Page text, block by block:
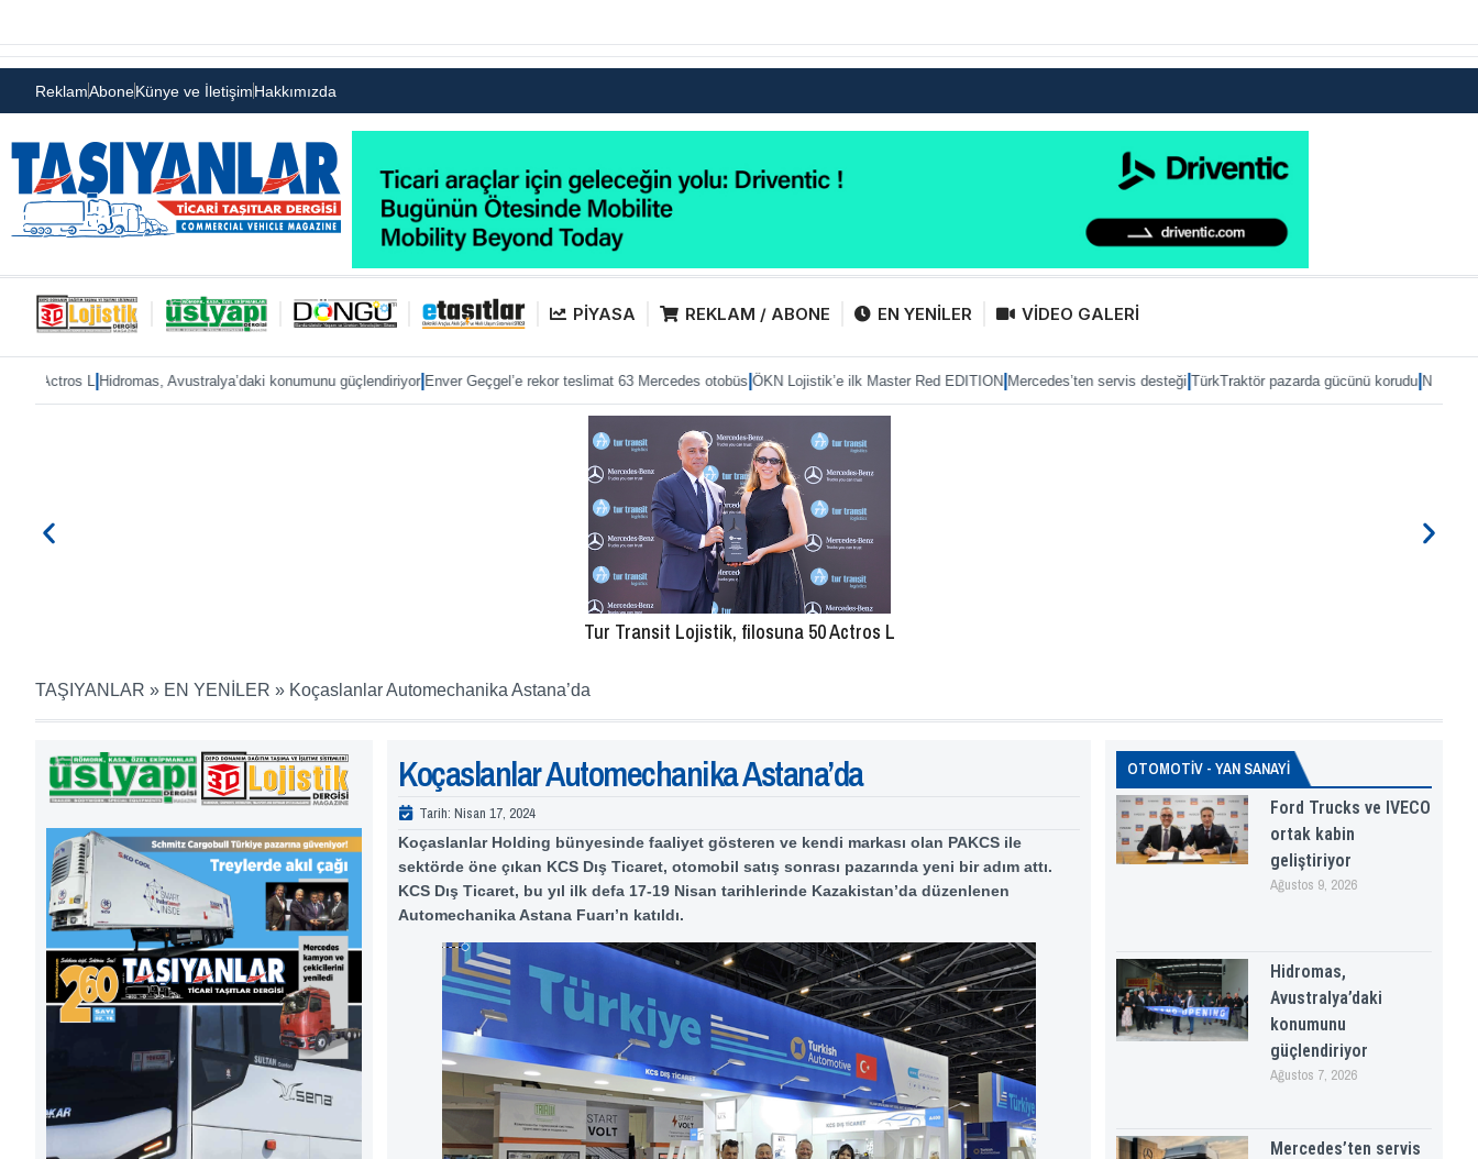
ReklamAboneKünye ve İletişimHakkımızda
PİYASA REKLAM / ABONE EN YENİLER VİDEO GALERİ
Hidromas, Avustralya’daki konumunu güçlendiriyor| Enver Geçgel’e rekor teslimat 63 Mercedes otobüs|ÖKN Lojistik’e ilk Master Red EDITION |Mercedes’ten servis desteği|TürkTraktör pazarda gücünü korudu|Naturelgaz ilk yarı
Tur Transit Lojistik, filosuna 50 Actros L
TAŞIYANLAR » EN YENİLER » Koçaslanlar Automechanika Astana’da
Koçaslanlar Automechanika Astana’da
Tarih: Nisan 17, 2024
Koçaslanlar Holding bünyesinde faaliyet gösteren ve kendi markası olan PAKCS ile
sektörde öne çıkan KCS Dış Ticaret, otomobil satış sonrası pazarında yeni bir adım attı.
KCS Dış Ticaret, bu yıl ilk defa 17-19 Nisan tarihlerinde Kazakistan’da düzenlenen
Automechanika Astana Fuarı’n katıldı.
OTOMOTİV - YAN SANAYİ
Ford Trucks ve IVECO
ortak kabin
geliştiriyor
Ağustos 9, 2026
Hidromas,
Avustralya’daki
konumunu
güçlendiriyor
Ağustos 7, 2026
Mercedes’ten servis